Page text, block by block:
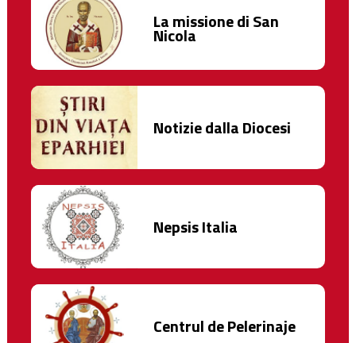
La missione di San
Nicola
Notizie dalla Diocesi
Nepsis Italia
Centrul de Pelerinaje